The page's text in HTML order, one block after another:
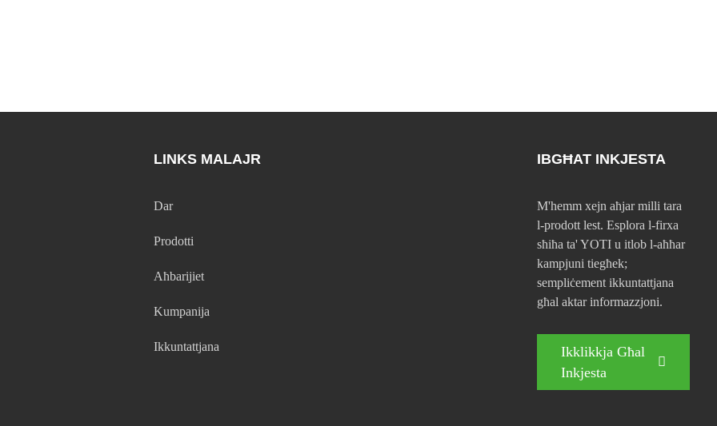
LINKS MALAJR
Dar
Prodotti
Aħbarijiet
Kumpanija
Ikkuntattjana
IBGĦAT INKJESTA
M'hemm xejn aħjar milli tara
l-prodott lest. Esplora l-firxa
sħiħa ta' YOTI u itlob l-aħħar
kampjuni tiegħek;
sempliċement ikkuntattjana
għal aktar informazzjoni.
Ikklikkja Għal
Inkjesta